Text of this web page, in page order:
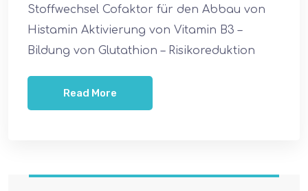
Stoffwechsel Cofaktor für den Abbau von
Histamin Aktivierung von Vitamin B3 –
Bildung von Glutathion – Risikoreduktion
Read More